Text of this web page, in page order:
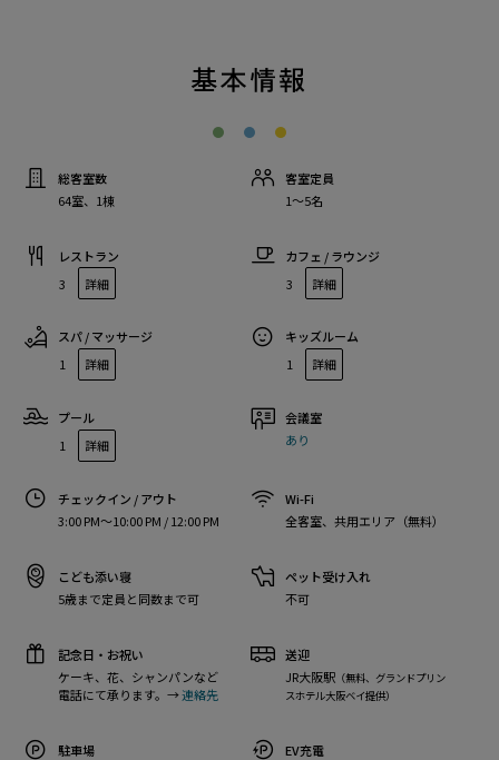
基本情報
総客室数
64室、1棟
客室定員
1〜5名
レストラン
3
詳細
カフェ / ラウンジ
3
詳細
スパ / マッサージ
1
詳細
キッズルーム
1
詳細
プール
1
詳細
会議室
あり
チェックイン / アウト
3:00 PM〜10:00 PM / 12:00 PM
Wi-Fi
全客室、共用エリア（無料）
こども添い寝
5歳まで定員と同数まで可
ペット受け入れ
不可
記念日・お祝い
ケーキ、花、シャンパンなど
電話にて承ります。→連絡先
送迎
JR大阪駅 （無料、グランドプリン
スホテル大阪ベイ提供）
駐車場
EV充電